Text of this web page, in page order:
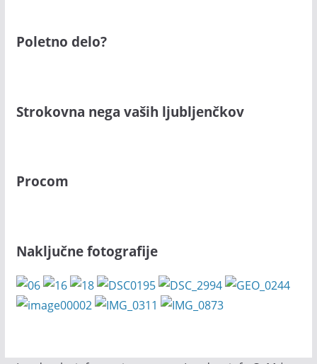
Poletno delo?
Strokovna nega vaših ljubljenčkov
Procom
Naključne fotografije